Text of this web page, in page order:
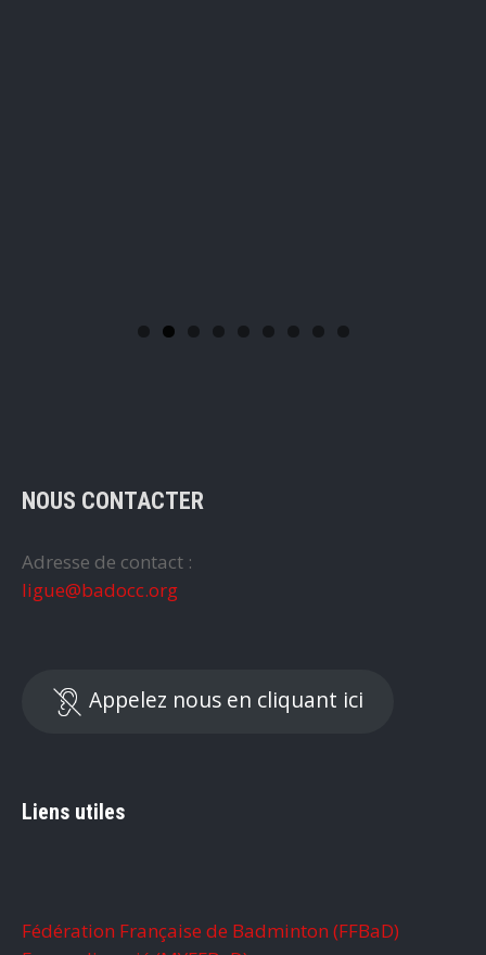
NOUS CONTACTER
Adresse de contact :
ligue@badocc.org
Appelez nous en cliquant ici
Liens utiles
Fédération Française de Badminton (FFBaD)